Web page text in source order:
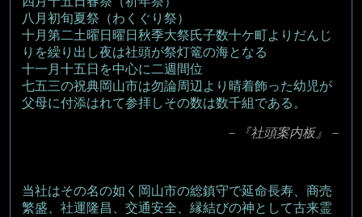
八月初旬夏祭（わくぐり祭）
十月第二土曜日曜日秋季大祭氏子数十ケ町よりだんじ
りを繰り出し夜は社頭が祭灯篭の海となる
十一月十五日を中心に二週間位
七五三の祝典岡山市は勿論周辺より晴着飾った幼児が
父母に付添はれて参拝しその数は数千組である。
－『社頭案内板』－
当社はその名の如く岡山市の総鎮守で延命長寿、商売
繁盛、社運隆昌、交通安全、縁結びの神として古来霊